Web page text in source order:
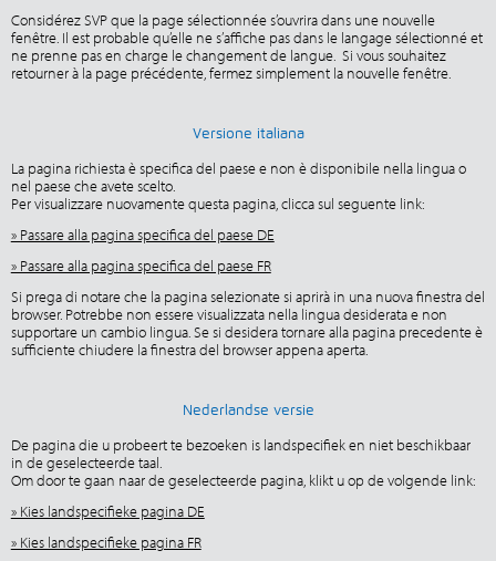
Considérez SVP que la page sélectionnée s’ouvrira dans une nouvelle
fenêtre. Il est probable qu’elle ne s’affiche pas dans le langage sélectionné et
ne prenne pas en charge le changement de langue. Si vous souhaitez
retourner à la page précédente, fermez simplement la nouvelle fenêtre.
Versione italiana
La pagina richiesta è specifica del paese e non è disponibile nella lingua o
nel paese che avete scelto.
Per visualizzare nuovamente questa pagina, clicca sul seguente link:
» Passare alla pagina specifica del paese DE
» Passare alla pagina specifica del paese FR
Si prega di notare che la pagina selezionate si aprirà in una nuova finestra del
browser. Potrebbe non essere visualizzata nella lingua desiderata e non
supportare un cambio lingua. Se si desidera tornare alla pagina precedente è
sufficiente chiudere la finestra del browser appena aperta.
Nederlandse versie
De pagina die u probeert te bezoeken is landspecifiek en niet beschikbaar
in de geselecteerde taal.
Om door te gaan naar de geselecteerde pagina, klikt u op de volgende link:
» Kies landspecifieke pagina DE
» Kies landspecifieke pagina FR